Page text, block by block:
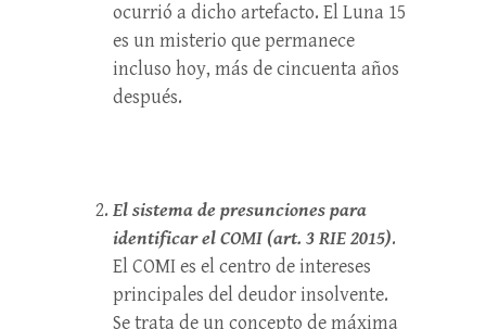
ocurrió a dicho artefacto. El Luna 15
es un misterio que permanece
incluso hoy, más de cincuenta años
después.
El sistema de presunciones para
identificar el COMI (art. 3 RIE 2015).
El COMI es el centro de intereses
principales del deudor insolvente.
Se trata de un concepto de máxima